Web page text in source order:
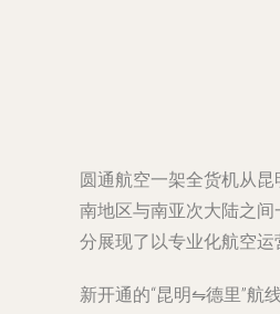
圆通航空一架全货机从
南地区与南亚次大陆之
分展现了以专业化航空运
新开通的“昆明⇋德里”航